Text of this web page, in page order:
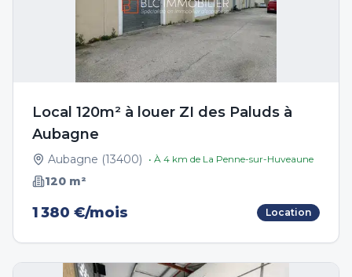
Local 120m² à louer ZI des Paluds à
Aubagne
Aubagne (13400) • À 4 km de La Penne-sur-Huveaune
120 m²
1 380 €/mois Location